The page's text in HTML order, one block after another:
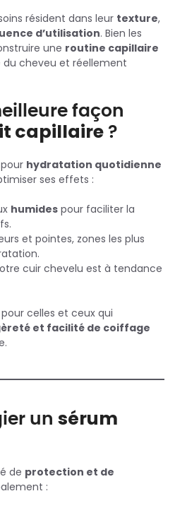
résident dans leur texture,
d’utilisation. Bien les
une routine capillaire
du cheveu et réellement
façon
capillaire ?
hydratation quotidienne
ses effets :
humides pour faciliter la
et pointes, zones les plus
cuir chevelu est à tendance
celles et ceux qui
et facilité de coiffage
un sérum
de protection et de
: